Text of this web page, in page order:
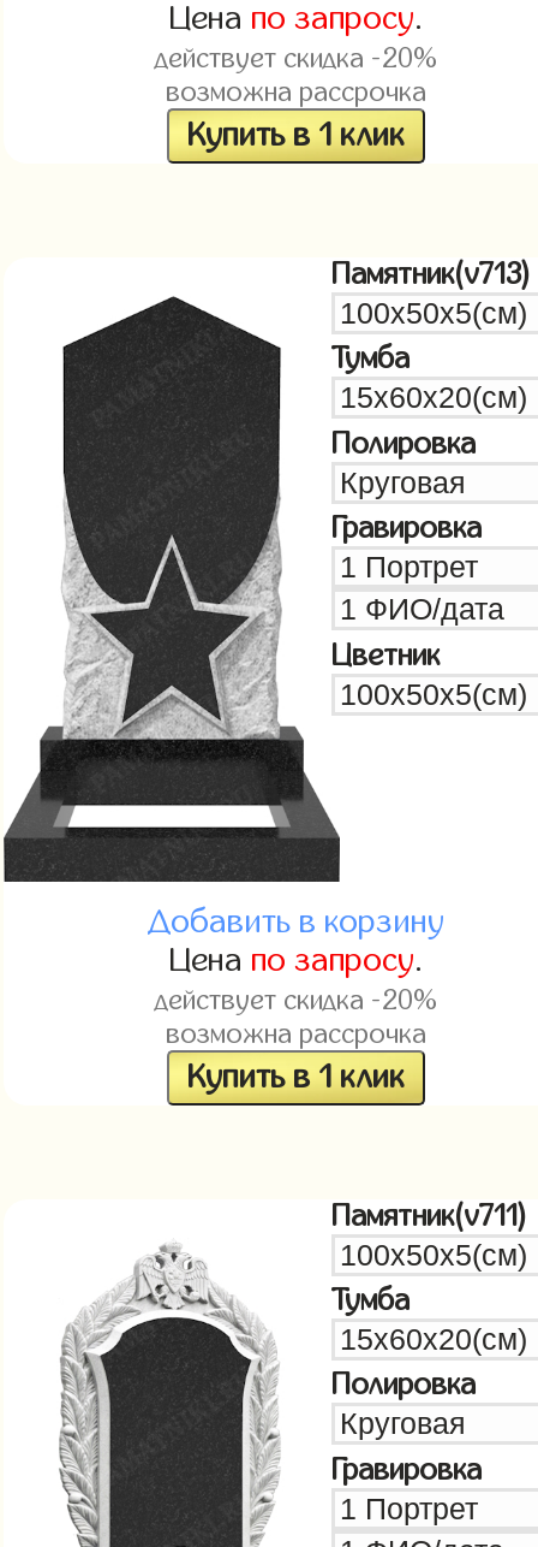
Цена по запросу.
действует скидка -20%
возможна рассрочка
Купить в 1 клик
Памятник(v713)
Тумба
Полировка
Гравировка
Цветник
Добавить в корзину
Цена по запросу.
действует скидка -20%
возможна рассрочка
Купить в 1 клик
Памятник(v711)
Тумба
Полировка
Гравировка